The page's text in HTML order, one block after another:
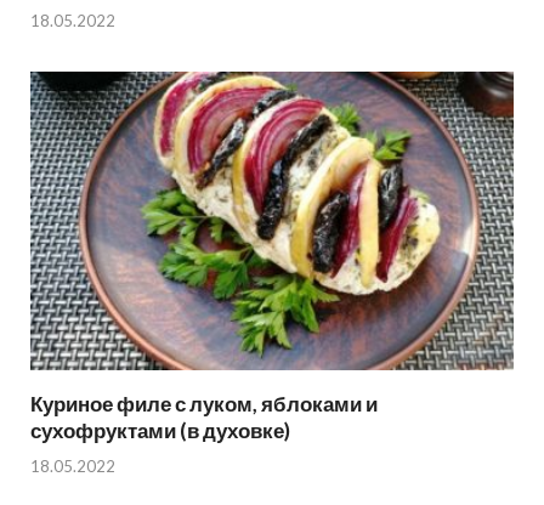
18.05.2022
Куриное филе с луком, яблоками и
сухофруктами (в духовке)
18.05.2022